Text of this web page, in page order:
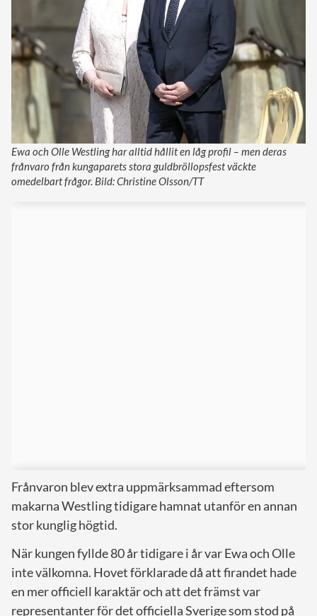
Ewa och Olle Westling har alltid hållit en låg profil – men deras
frånvaro från kungaparets stora guldbröllopsfest väckte
omedelbart frågor. Bild: Christine Olsson/TT
Frånvaron blev extra uppmärksammad eftersom
makarna Westling tidigare hamnat utanför en annan
stor kunglig högtid.
När kungen fyllde 80 år tidigare i år var Ewa och Olle
inte välkomna. Hovet förklarade då att firandet hade
en mer officiell karaktär och att det främst var
representanter för det officiella Sverige som stod på